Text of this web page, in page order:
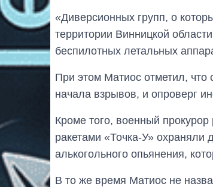
«Диверсионных групп, о
территории Винницкой
беспилотных летальных
При этом Матиос отметил, что
начала взрывов, и опроверг
Кроме того, военный
ракетами «Точка-У» охраняли
алькогольного опьянения,
В то же время Матиос не